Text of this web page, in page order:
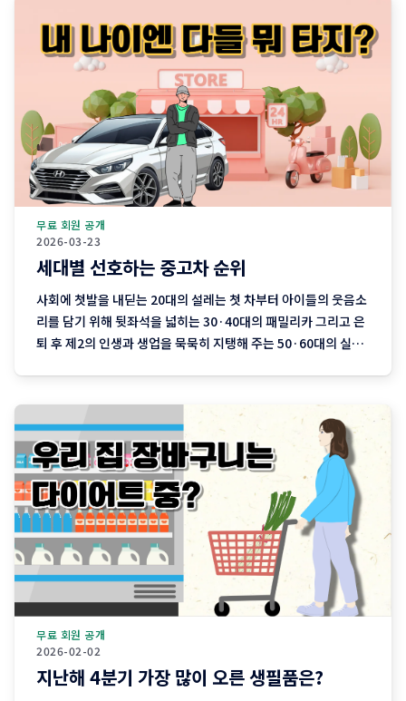
2026-03-23
무료 회원 공개
세대별 선호하는 중고차 순위
사회에 첫발을 내딛는 20대의 설레는 첫 차부터 아이들의 웃음소
리를 담기 위해 뒷좌석을 넓히는 30·40대의 패밀리카 그리고 은
퇴 후 제2의 인생과 생업을 묵묵히 지탱해 주는 50·60대의 실용
의 모습이 고스란히 담겨 있습니다. 연령대에 따라
2026-02-02
무료 회원 공개
지난해 4분기 가장 많이 오른 생필품은?